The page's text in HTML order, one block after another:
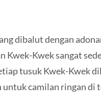
dibalut dengan
Kwek-Kwek sangat
tusuk Kwek-Kwek
camilan ringan di